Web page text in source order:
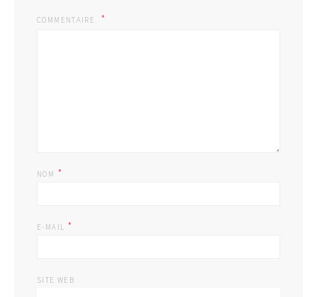
COMMENTAIRE
NOM *
E-MAIL *
SITE WEB